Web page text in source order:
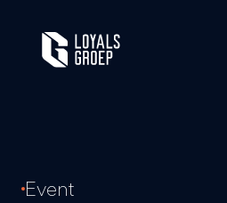
Event